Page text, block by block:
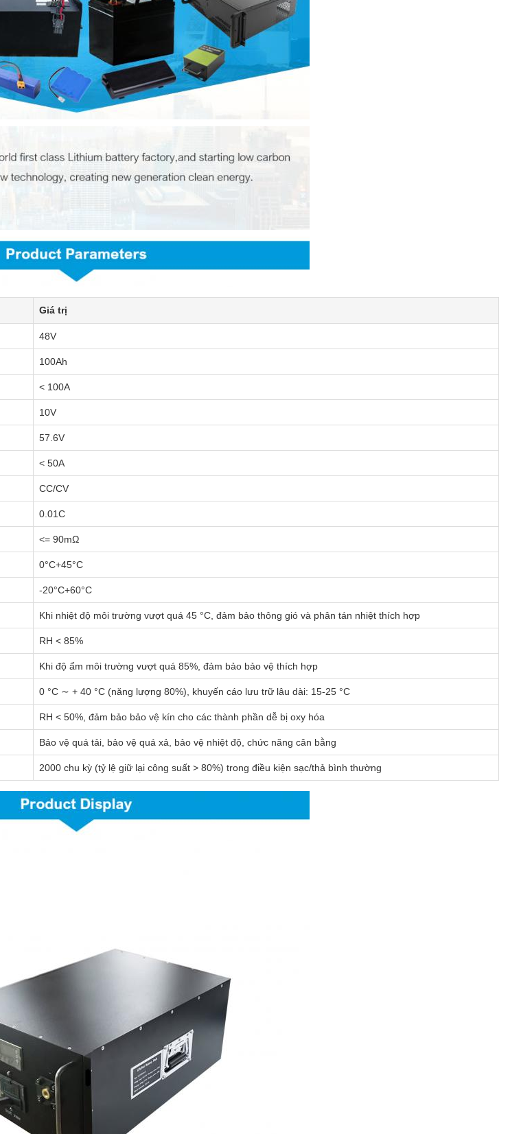
Giá trị
48V
100Ah
< 100A
10V
57.6V
< 50A
CC/CV
0.01C
<= 90mΩ
0°C+45°C
-20°C+60°C
Khi nhiệt độ môi trường vượt quá 45 °C, đảm bảo thông gió và phân tán nhiệt thích hợp
RH < 85%
Khi độ ẩm môi trường vượt quá 85%, đảm bảo bảo vệ thích hợp
0 °C ∼ + 40 °C (năng lượng 80%), khuyến cáo lưu trữ lâu dài: 15-25 °C
RH < 50%, đảm bảo bảo vệ kín cho các thành phần dễ bị oxy hóa
Bảo vệ quá tải, bảo vệ quá xả, bảo vệ nhiệt độ, chức năng cân bằng
2000 chu kỳ (tỷ lệ giữ lại công suất > 80%) trong điều kiện sạc/thả bình thường